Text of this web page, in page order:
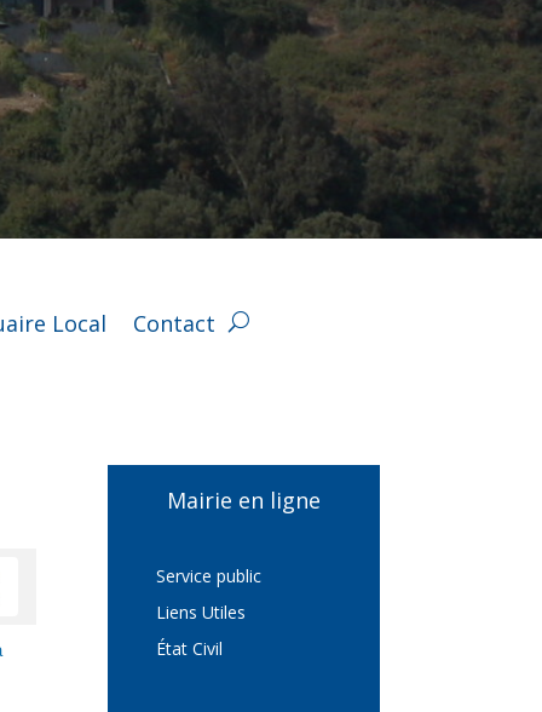
Local Contact
Mairie en ligne
Service public
Liens Utiles
État Civil